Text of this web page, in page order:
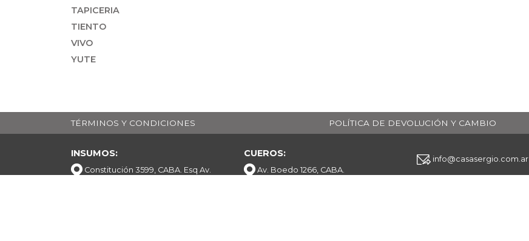
TAPICERIA
TIENTO
VIVO
YUTE
TÉRMINOS Y CONDICIONES POLÍTICA DE DEVOLUCIÓN Y CAMBIO
INSUMOS:
Constitución 3599, CABA. Esq Av.
CUEROS:
Av. Boedo 1266, CABA.
info@casasergio.com.ar